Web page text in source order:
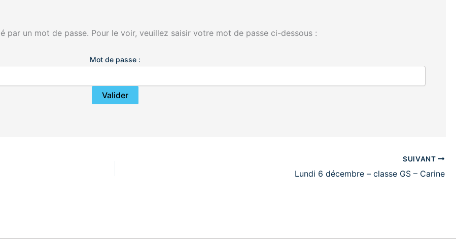
par un mot de passe. Pour le voir, veuillez saisir votre mot de passe ci-dessous :
Mot de passe :
SUIVANT
Lundi 6 décembre – classe GS – Carine